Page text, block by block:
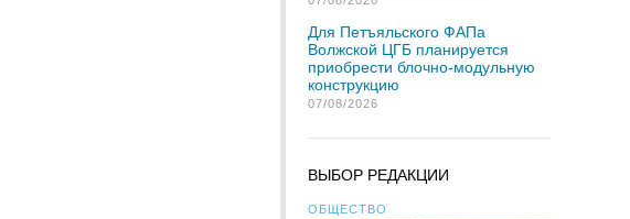
Для Петъяльского ФАПа
Волжской ЦГБ планируется
приобрести блочно-модульную
конструкцию
07/08/2026
ВЫБОР РЕДАКЦИИ
ОБЩЕСТВО